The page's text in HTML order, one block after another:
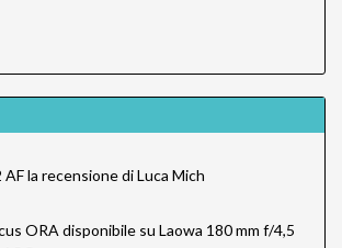
AF la recensione di Luca Mich
ORA disponibile su Laowa 180 mm f/4,5